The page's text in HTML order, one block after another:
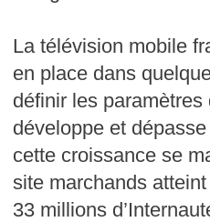
La télévision mobile
en place dans
définir les
développe et
cette croissance se
site marchands
33 millions